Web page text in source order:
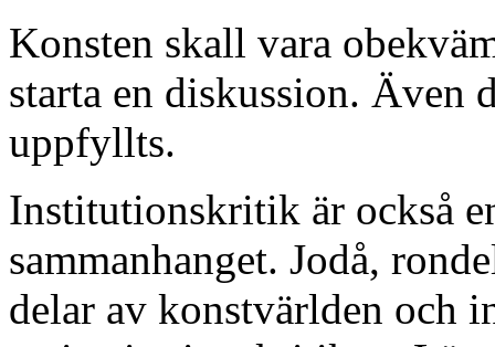
Konsten skall vara
starta en diskussion. Även
uppfyllts.
Institutionskritik är också
sammanhanget. Jodå,
delar av konstvärlden och